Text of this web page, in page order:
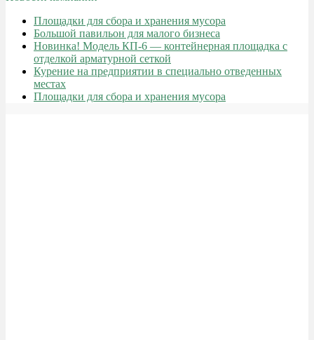
Площадки для сбора и хранения мусора
Большой павильон для малого бизнеса
Новинка! Модель КП-6 — контейнерная площадка с
отделкой арматурной сеткой
Курение на предприятии в специально отведенных
местах
Площадки для сбора и хранения мусора